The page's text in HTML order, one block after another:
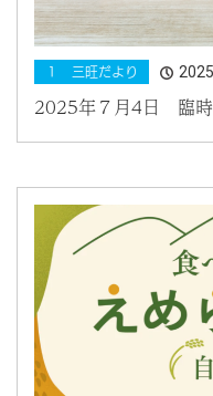
１ 三旺だより
2025年７月4日 臨時